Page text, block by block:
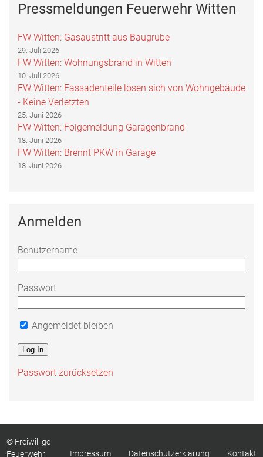
Pressmeldungen Feuerwehr Witten
FW Witten: Gasaustritt aus Baugrube
29. Juli 2026
FW Witten: Wohnungsbrand in Witten
10. Juli 2026
FW Witten: Fassadenteile lösen sich von Wohngebäude
- Keine Verletzten
25. Juni 2026
FW Witten: Folgemeldung Garagenbrand
18. Juni 2026
FW Witten: Brennt PKW in Garage
18. Juni 2026
Anmelden
Benutzername
Passwort
Angemeldet bleiben
Passwort zurücksetzen
© Freiwillige
Feuerwehr
Impressum Datenschutzerklärung Kontakt